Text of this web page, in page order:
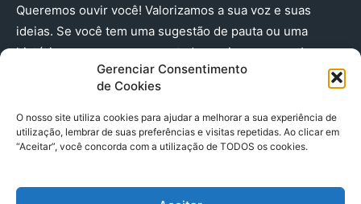
Gerenciar Consentimento
de Cookies
O nosso site utiliza cookies para ajudar a melhorar a sua experiência de
utilização, lembrar de suas preferências e visitas repetidas. Ao clicar em
“Aceitar”, você concorda com a utilização de TODOS os cookies.
Queremos ouvir você! Valorizamos a sua voz e suas
ideias. Se você tem uma sugestão de pauta ou uma
história que merece ser contada, envie-nos agora!
(91) 98224 - 3111